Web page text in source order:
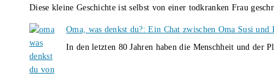
Diese kleine Geschichte ist selbst von einer todkranken Frau
Oma, was denkst du?: Ein Chat zwischen Oma Susi
In den letzten 80 Jahren haben die Menschheit und